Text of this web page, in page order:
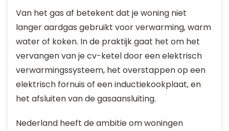
Van het gas af betekent dat je woning niet
langer aardgas gebruikt voor verwarming, warm
water of koken. In de praktijk gaat het om het
vervangen van je cv-ketel door een elektrisch
verwarmingssysteem, het overstappen op een
elektrisch fornuis of een inductiekookplaat, en
het afsluiten van de gasaansluiting.
Nederland heeft de ambitie om woningen